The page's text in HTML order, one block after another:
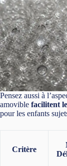
Pensez aussi à
amovible facilitent
pour les enfants
Critère